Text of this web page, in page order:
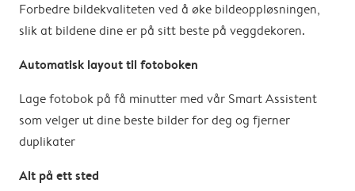
Forbedre bildekvaliteten ved å øke bildeoppløsningen,
slik at bildene dine er på sitt beste på veggdekoren.
Automatisk layout til fotoboken
Lage fotobok på få minutter med vår Smart Assistent
som velger ut dine beste bilder for deg og fjerner
duplikater
Alt på ett sted